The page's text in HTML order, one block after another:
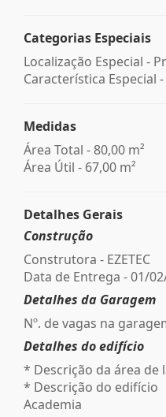
Categorias Especiais
Localização Especial -
Característica Especial
Medidas
Área Total - 80,00 m²
Área Útil - 67,00 m²
Detalhes Gerais
Construção
Construtora - EZETEC
Data de Entrega - 01/
Detalhes da Garagem
Nº. de vagas na
Detalhes do edifício
* Descrição da área de
* Descrição do edifício
Academia